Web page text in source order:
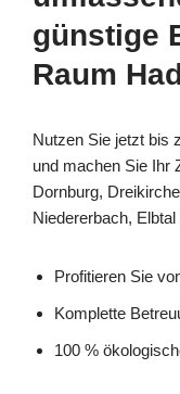
günstige
Raum
Nutzen Sie jetzt bis
und machen Sie Ihr
Dornburg,
Niedererbach,
Profitieren Sie
Komplette
100 %